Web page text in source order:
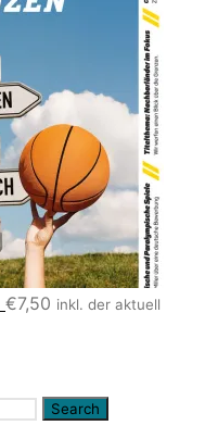
€7,50 inkl. der aktuell